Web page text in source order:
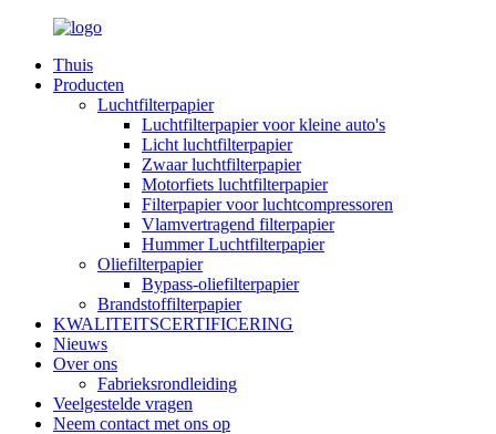
Thuis
Producten
Luchtfilterpapier
Luchtfilterpapier voor kleine auto's
Licht luchtfilterpapier
Zwaar luchtfilterpapier
Motorfiets luchtfilterpapier
Filterpapier voor luchtcompressoren
Vlamvertragend filterpapier
Hummer Luchtfilterpapier
Oliefilterpapier
Bypass-oliefilterpapier
Brandstoffilterpapier
KWALITEITSCERTIFICERING
Nieuws
Over ons
Fabrieksrondleiding
Veelgestelde vragen
Neem contact met ons op